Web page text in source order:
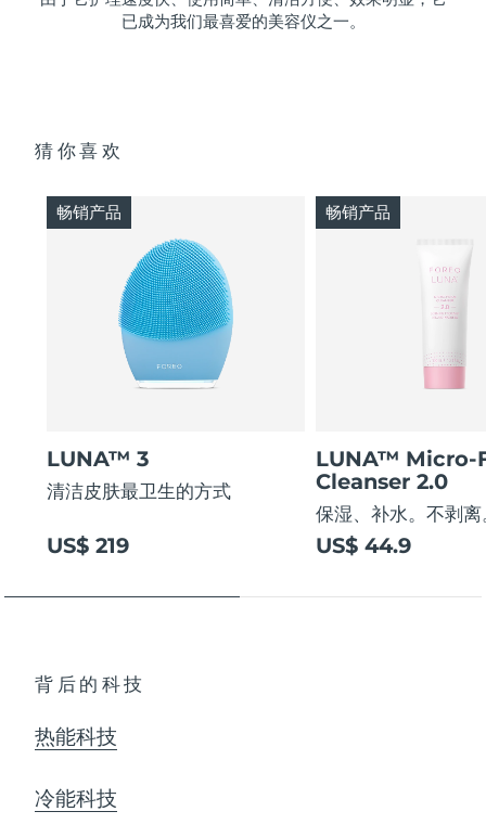
已成为我们最喜爱的美容仪之一。
猜你喜欢
LUNA™ 3
清洁皮肤最卫生的方式
US$ 219
畅销产品
LUNA™ Micro-
Cleanser 2.0
保湿、补水。不剥离
US$ 44.9
畅销产品
背后的科技
热能科技
冷能科技